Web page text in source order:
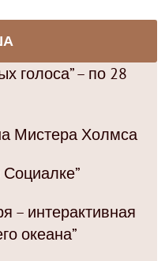
голоса” – по 28
Мистера Холмса
– интерактивная
океана”